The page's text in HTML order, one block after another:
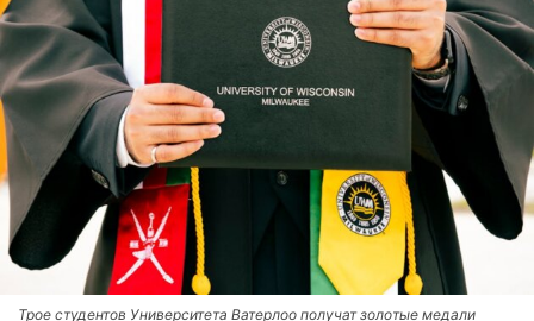
Трое студентов Университета Ватерлоо получат золотые медали